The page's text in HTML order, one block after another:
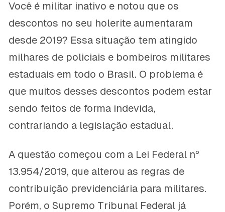
Você é militar inativo e notou que os
descontos no seu holerite aumentaram
desde 2019? Essa situação tem atingido
milhares de policiais e bombeiros militares
estaduais em todo o Brasil. O problema é
que muitos desses descontos podem estar
sendo feitos de forma indevida,
contrariando a legislação estadual.
A questão começou com a Lei Federal nº
13.954/2019, que alterou as regras de
contribuição previdenciária para militares.
Porém, o Supremo Tribunal Federal já